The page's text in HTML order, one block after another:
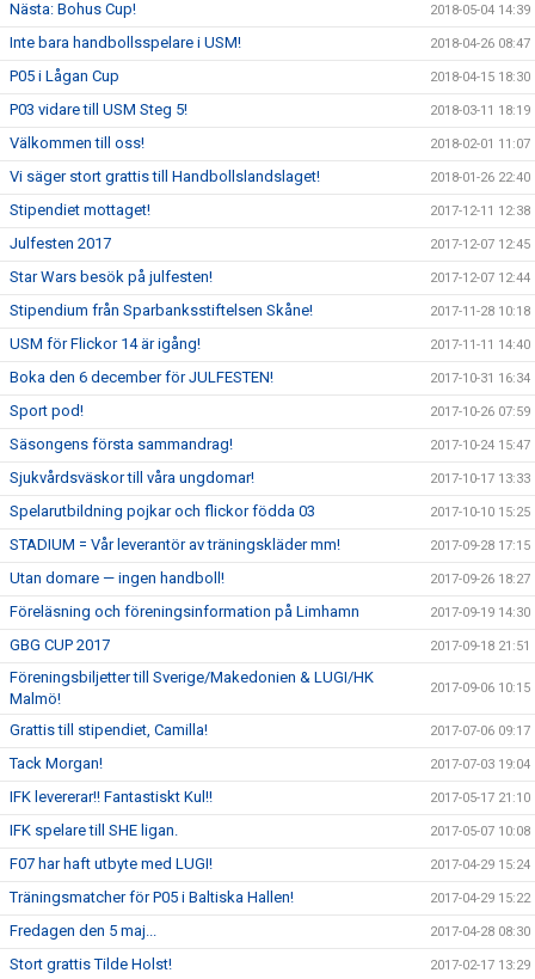
Nästa: Bohus Cup! 2018-05-04 14:39
Inte bara handbollsspelare i USM! 2018-04-26 08:47
P05 i Lågan Cup 2018-04-15 18:30
P03 vidare till USM Steg 5! 2018-03-11 18:19
Välkommen till oss! 2018-02-01 11:07
Vi säger stort grattis till Handbollslandslaget! 2018-01-26 22:40
Stipendiet mottaget! 2017-12-11 12:38
Julfesten 2017 2017-12-07 12:45
Star Wars besök på julfesten! 2017-12-07 12:44
Stipendium från Sparbanksstiftelsen Skåne! 2017-11-28 10:18
USM för Flickor 14 är igång! 2017-11-11 14:40
Boka den 6 december för JULFESTEN! 2017-10-31 16:34
Sport pod! 2017-10-26 07:59
Säsongens första sammandrag! 2017-10-24 15:47
Sjukvårdsväskor till våra ungdomar! 2017-10-17 13:33
Spelarutbildning pojkar och flickor födda 03 2017-10-10 15:25
STADIUM = Vår leverantör av träningskläder mm! 2017-09-28 17:15
Utan domare — ingen handboll! 2017-09-26 18:27
Föreläsning och föreningsinformation på Limhamn 2017-09-19 14:30
GBG CUP 2017 2017-09-18 21:51
Föreningsbiljetter till Sverige/Makedonien & LUGI/HK
Malmö!
2017-09-06 10:15
Grattis till stipendiet, Camilla! 2017-07-06 09:17
Tack Morgan! 2017-07-03 19:04
IFK levererar!! Fantastiskt Kul!! 2017-05-17 21:10
IFK spelare till SHE ligan. 2017-05-07 10:08
F07 har haft utbyte med LUGI! 2017-04-29 15:24
Träningsmatcher för P05 i Baltiska Hallen! 2017-04-29 15:22
Fredagen den 5 maj... 2017-04-28 08:30
Stort grattis Tilde Holst! 2017-02-17 13:29